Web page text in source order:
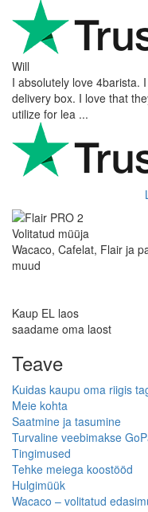
Will
I absolutely love 4barista.
delivery box. I love that
utilize for lea ...
Volitatud müüja
Wacaco, Cafelat, Flair ja
muud
Kaup EL laos
saadame oma laost
Teave
Kuidas kaupu oma riigis
Meie kohta
Saatmine ja tasumine
Turvaline veebimakse
Tingimused
Tehke meiega koostööd
Hulgimüük
Wacaco – volitatud